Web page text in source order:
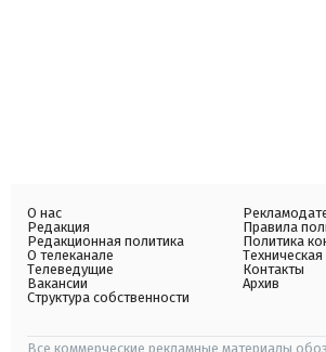
О нас
Редакция
Редакционная политика
О телеканале
Телеведущие
Вакансии
Структура собственности
Правила
Политика
Контакты
Архив
Все коммерческие рекламные материалы